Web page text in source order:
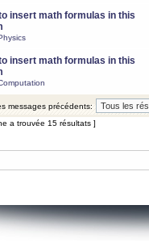
insert math formulas in this
insert math formulas in this
messages précédents:
a trouvée 15 résultats ]